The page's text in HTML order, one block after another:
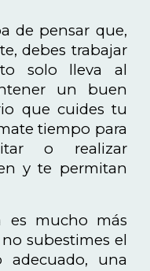
de pensar que,
debes trabajar
solo lleva al
un buen
que cuides tu
tiempo para
o realizar
y te permitan
es mucho más
subestimes el
adecuado, una